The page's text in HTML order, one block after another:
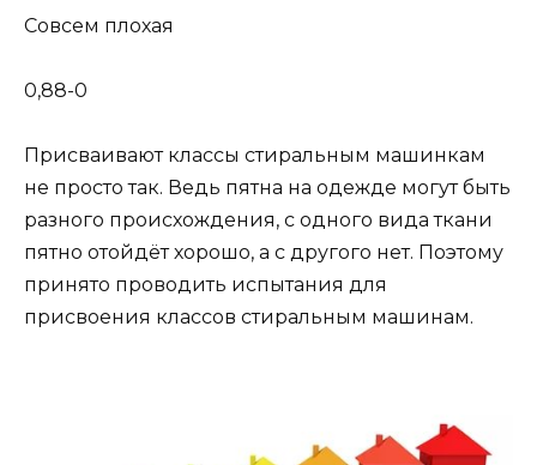
Совсем плохая
0,88-0
Присваивают классы стиральным машинкам
не просто так. Ведь пятна на одежде могут быть
разного происхождения, с одного вида ткани
пятно отойдёт хорошо, а с другого нет. Поэтому
принято проводить испытания для
присвоения классов стиральным машинам.